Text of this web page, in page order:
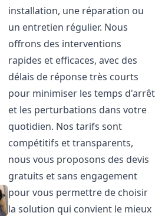
installation, une réparation ou
un entretien régulier. Nous
offrons des interventions
rapides et efficaces, avec des
délais de réponse très courts
pour minimiser les temps d'arrêt
et les perturbations dans votre
quotidien. Nos tarifs sont
compétitifs et transparents,
nous vous proposons des devis
gratuits et sans engagement
pour vous permettre de choisir
la solution qui convient le mieux